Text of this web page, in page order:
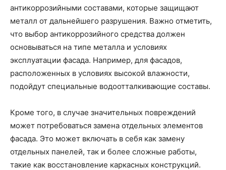
антикоррозийными составами, которые защищают
металл от дальнейшего разрушения. Важно отметить,
что выбор антикоррозийного средства должен
основываться на типе металла и условиях
эксплуатации фасада. Например, для фасадов,
расположенных в условиях высокой влажности,
подойдут специальные водоотталкивающие составы.
Кроме того, в случае значительных повреждений
может потребоваться замена отдельных элементов
фасада. Это может включать в себя как замену
отдельных панелей, так и более сложные работы,
такие как восстановление каркасных конструкций.